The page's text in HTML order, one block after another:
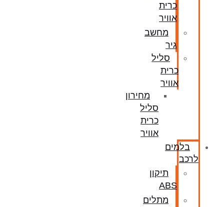
כרית
אוויר
מחשב
גיר
סליל
כרית
אוויר
מחירון
סליל
כרית
אוויר
בלמים
לרכב
תיקון
ABS
מתלים